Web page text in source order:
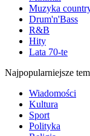
Muzyka
Drum'n'Bass
R&B
Hity
Lata 70-te
Najpopularniejsze
Wiadomości
Kultura
Sport
Polityka